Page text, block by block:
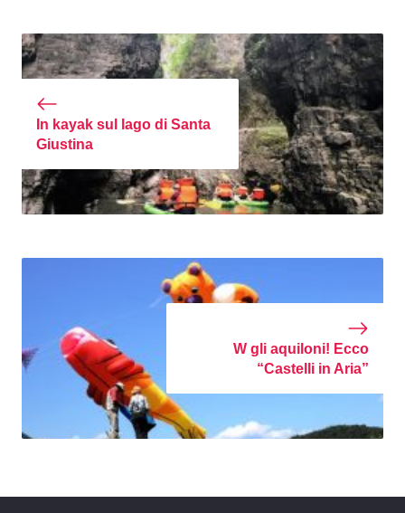
In kayak sul lago di Santa
Giustina
W gli aquiloni! Ecco
“Castelli in Aria”